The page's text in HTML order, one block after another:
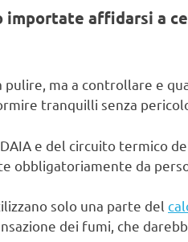
importate affidarsi a
pulire, ma a controllare e
tranquilli senza
e del circuito termico
obbligatoriamente da
solo una parte del
dei fumi, che